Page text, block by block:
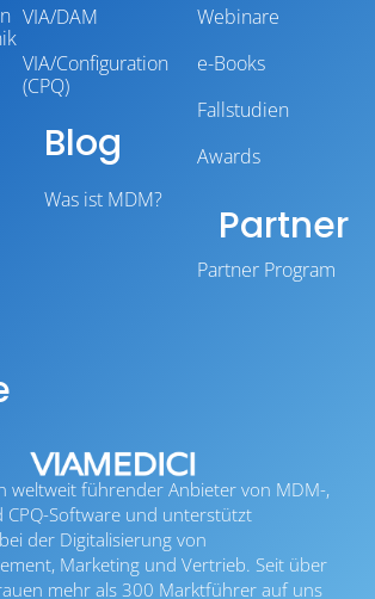
weltweit führender Anbieter von MDM-,
CPQ-Software und unterstützt
der Digitalisierung von
Marketing und Vertrieb. Seit über
mehr als 300 Marktführer auf uns
VIA/DAM
VIA/Configuration
(CPQ)
Blog
Was ist MDM?
Webinare
e-Books
Fallstudien
Awards
Partner
Partner Program